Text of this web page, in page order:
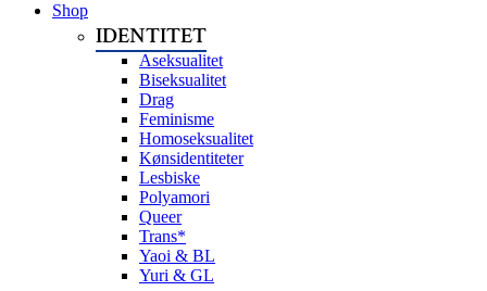
Shop
IDENTITET
Aseksualitet
Biseksualitet
Drag
Feminisme
Homoseksualitet
Kønsidentiteter
Lesbiske
Polyamori
Queer
Trans*
Yaoi & BL
Yuri & GL